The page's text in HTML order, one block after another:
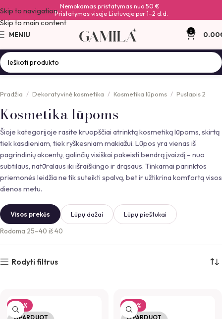
Skip to navigation
Skip to main content
Nemokamas pristatymas nuo 50 €
Pristatymas visoje Lietuvoje per 1–2 d.d.
MENIU 0 0.00
Kosmetika lūpoms
Pradžia Dekoratyvinė kosmetika Kosmetika lūpoms Puslapis 2
Šioje kategorijoje rasite kruopščiai atrinktą kosmetiką lūpoms, skirtą
tiek kasdieniam, tiek ryškesniam makiažui. Lūpos yra vienas iš
pagrindinių akcentų, galinčių visiškai pakeisti bendrą įvaizdį – nuo
subtilaus, natūralaus iki išraiškingo ir drąsaus. Tinkamai parinktos
priemonės leidžia ne tik suteikti spalvą, bet ir užtikrina komfortą visos
dienos metu.
Visos prekės Lūpų dažai Lūpų pieštukai
Rodoma 25–40 iš 40
Rodyti filtrus
-20%
IŠPARDUOT
-20%
IŠPARDUOT